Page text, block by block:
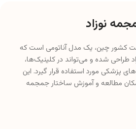
نوزاد
کشور چین، یک مدل آناتومی است که
طراحی شده و می‌تواند در کلینیک‌ها،
پزشکی مورد استفاده قرار گیرد. این
مطالعه و آموزش ساختار جمجمه